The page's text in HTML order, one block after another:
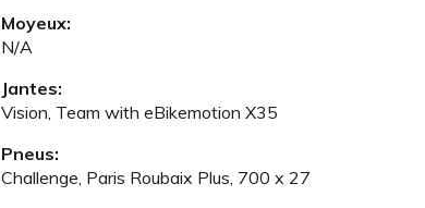
Moyeux:
N/A
Jantes:
Vision, Team with eBikemotion X35
Pneus:
Challenge, Paris Roubaix Plus, 700 x 27